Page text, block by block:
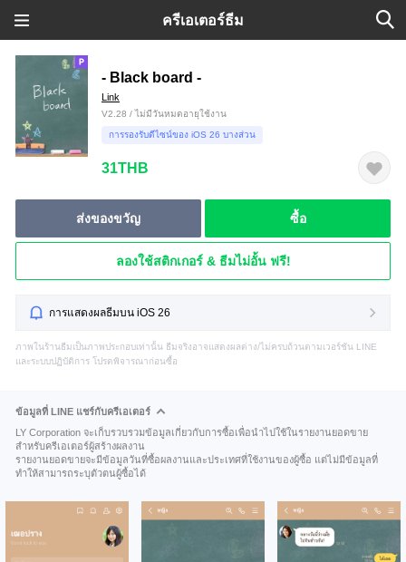
ครีเอเตอร์ธีม
- Black board -
Link
V2.28 / ไม่มีวันหมดอายุใช้งาน
การรองรับดีไซน์ของ iOS 26 บางส่วน
31THB
ส่งของขวัญ ซื้อ
ลองใช้สติกเกอร์ & ธีมไม่อั้น ฟรี!
การแสดงผลธีมบน iOS 26
ภาพในร้านธีมเป็นภาพประกอบเท่านั้น ธีมจริงอาจแสดงผลต่าง/ไม่ครบถ้วนตามเวอร์ชัน LINE
และระบบปฏิบัติการ โปรดพิจารณาก่อนซื้อ
ข้อมูลที่ LINE แชร์กับครีเอเตอร์
LY Corporation จะเก็บรวบรวมข้อมูลเกี่ยวกับการซื้อเพื่อนำไปใช้ในรายงานยอดขาย
สำหรับครีเอเตอร์ผู้สร้างผลงาน
รายงานยอดขายจะมีข้อมูลวันที่ซื้อผลงานและประเทศที่ใช้งานของผู้ซื้อ แต่ไม่มีข้อมูลที่
ทำให้สามารถระบุตัวตนผู้ซื้อได้